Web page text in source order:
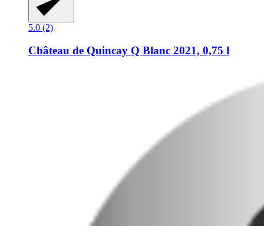
5.0 (2)
Château de Quincay Q Blanc 2021, 0,75 l